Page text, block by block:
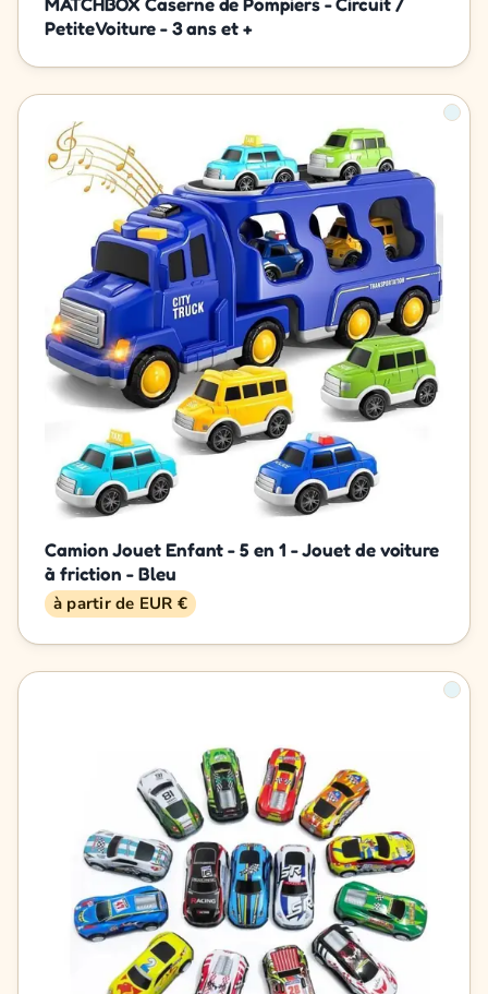
Petite Voiture - 3 ans et +
Camion Jouet Enfant - 5 en 1 - Jouet de voiture
à friction - Bleu
à partir de EUR €